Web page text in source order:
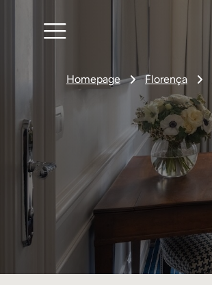
Homepage Florença